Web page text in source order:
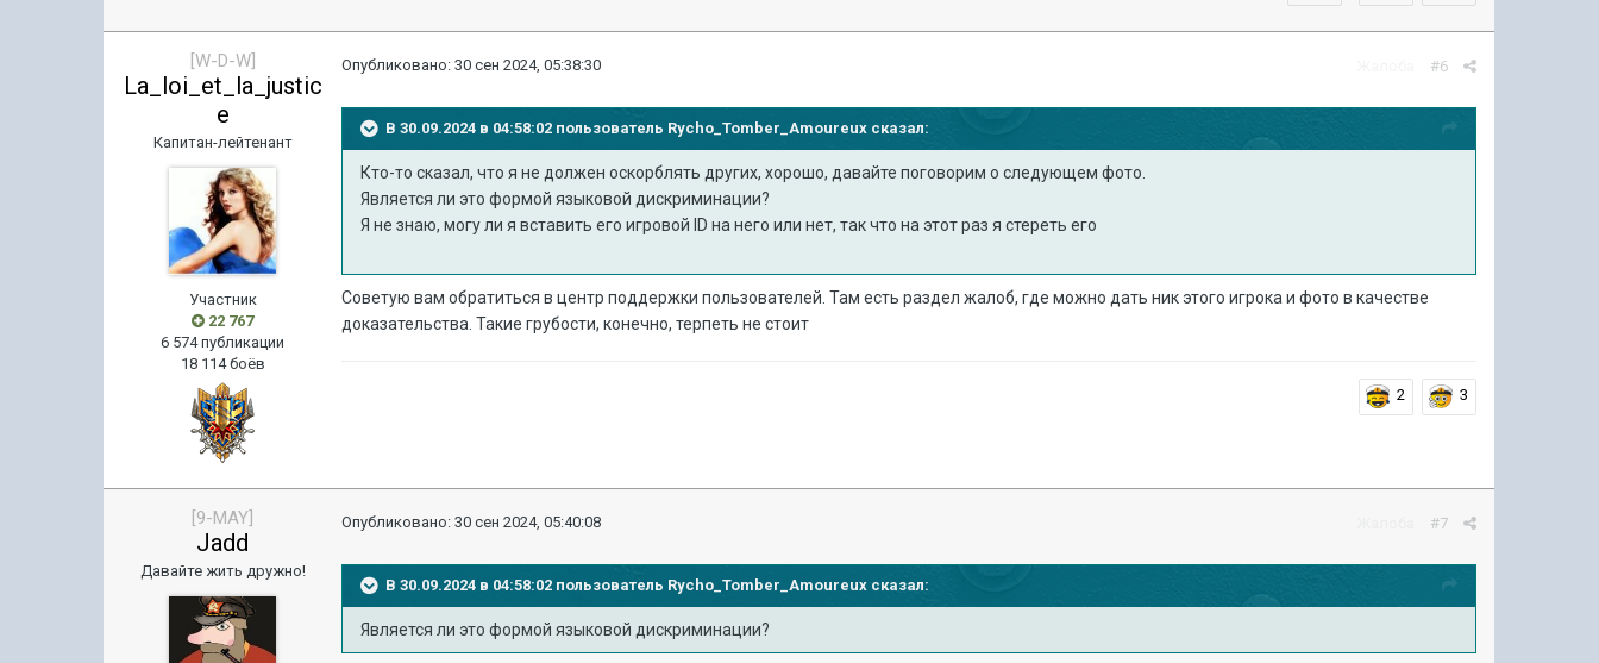
[W-D-W]
La_loi_et_la_justic
e
Капитан-лейтенант
Участник
22 767
6 574 публикации
18 114 боёв
#6
Опубликовано:30 сен 2024, 05:38:30
В 30.09.2024 в 04:58:02 пользователь Rycho_Tomber_Amoureux сказал:
Кто-то сказал, что я не должен оскорблять других, хорошо, давайте поговорим о следующем фото.
Является ли это формой языковой дискриминации?
Я не знаю, могу ли я вставить его игровой ID на него или нет, так что на этот раз я стереть его
Советую вам обратиться в центр поддержки пользователей. Там есть раздел жалоб, где можно дать ник этого игрока и фото в качестве
доказательства. Такие грубости, конечно, терпеть не стоит
2 3
[9-MAY]
Jadd
Давайте жить дружно!
#7
Опубликовано:30 сен 2024, 05:40:08
В 30.09.2024 в 04:58:02 пользователь Rycho_Tomber_Amoureux сказал:
Является ли это формой языковой дискриминации?